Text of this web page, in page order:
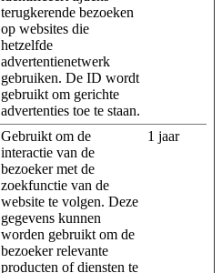
terugkerende bezoeken
op websites die
hetzelfde
advertentienetwerk
gebruiken. De ID wordt
gebruikt om gerichte
advertenties toe te staan.
Gebruikt om de
interactie van de
bezoeker met de
zoekfunctie van de
website te volgen. Deze
gegevens kunnen
worden gebruikt om de
bezoeker relevante
producten of diensten te
1 jaar